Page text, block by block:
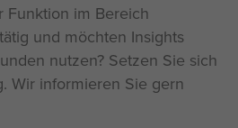
Funktion im Bereich
und möchten Insights
nutzen? Setzen Sie sich
Wir informieren Sie gern